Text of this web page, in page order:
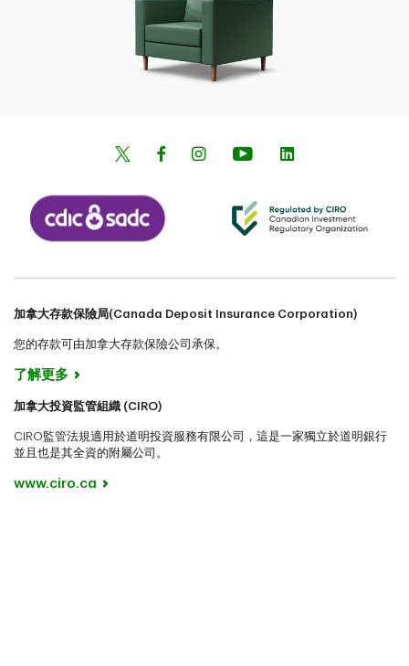
加拿大存款保險局(Canada Deposit Insurance Corporation)
您的存款可由加拿大存款保險公司承保。
了解更多
加拿大投資監管組織 (CIRO)
CIRO監管法規適用於道明投資服務有限公司，這是一家獨立於道明銀行
並且也是其全資的附屬公司。
www.ciro.ca